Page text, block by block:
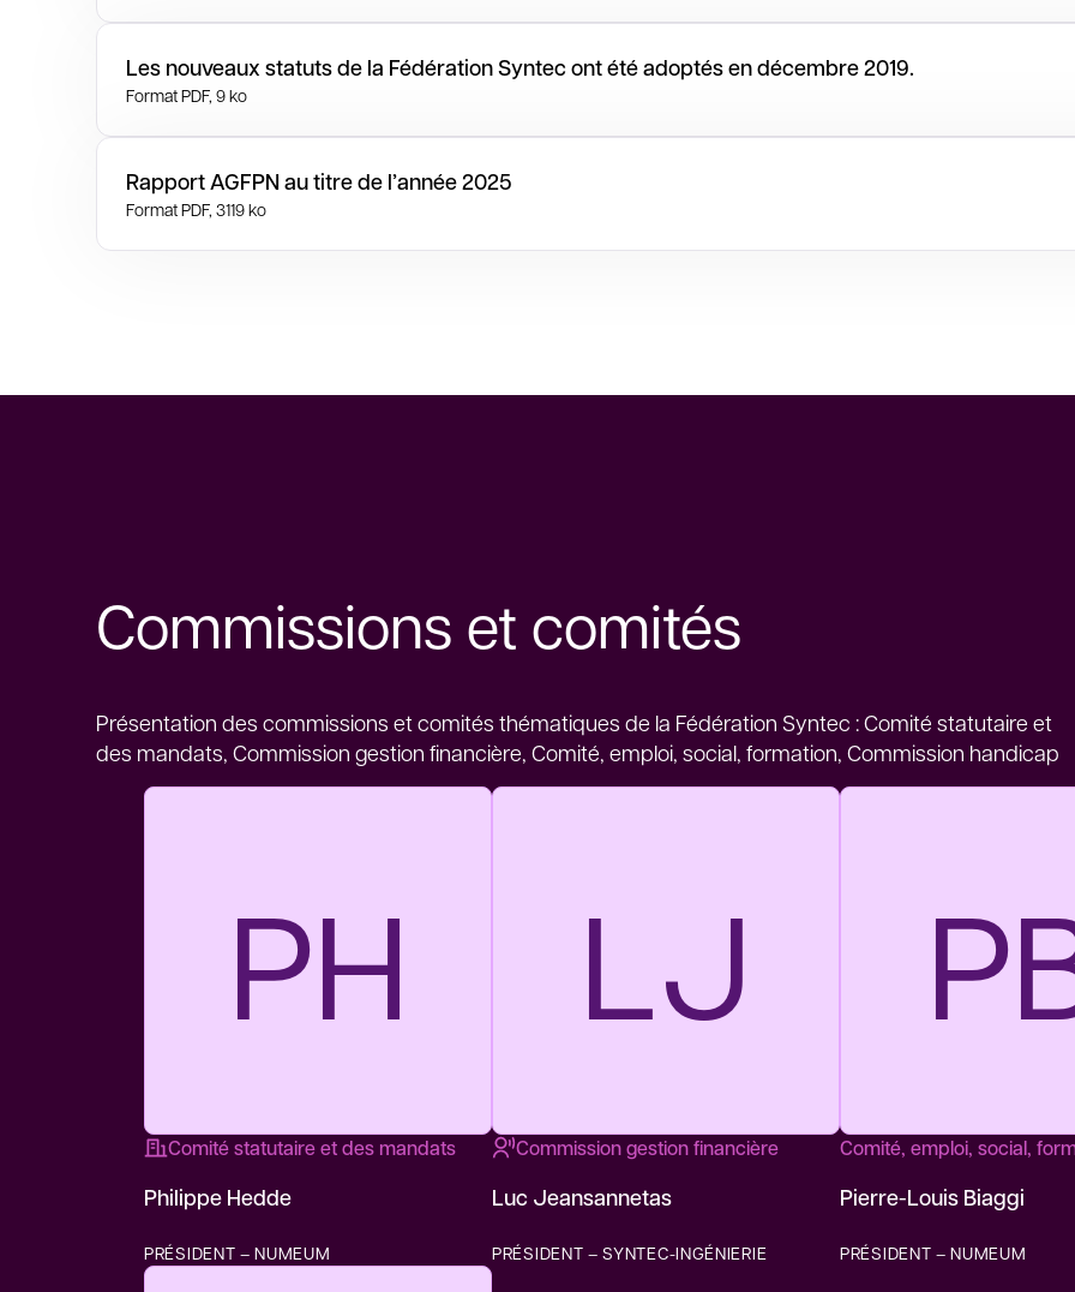
Les nouveaux statuts de la Fédération Syntec ont été adoptés en décembre 2019.
Format PDF, 9 ko
Rapport AGFPN au titre de l’année 2025
Format PDF, 3119 ko
Commissions et comités
Présentation des commissions et comités thématiques de la Fédération Syntec : Comité statutaire et
des mandats, Commission gestion financière, Comité, emploi, social, formation, Commission handicap
PH
Comité statutaire et des mandats
Philippe Hedde
PRÉSIDENT – NUMEUM
LJ
Commission gestion financière
Luc Jeansannetas
PRÉSIDENT – SYNTEC-INGÉNIERIE
Comité, emploi, social,
Pierre-Louis Biaggi
PRÉSIDENT – NUMEUM